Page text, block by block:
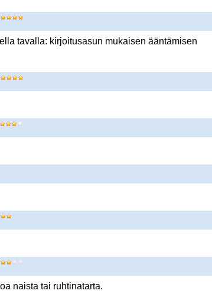
tavalla: kirjoitusasun mukaisen ääntämisen
naista tai ruhtinatarta.